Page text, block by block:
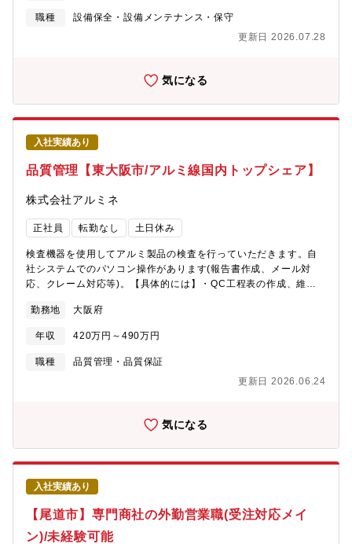
●焼鈍炉 ●洗浄ライン ●その他ライン／プラント合計約20基
1名-主任クラス3名-担当5名※仙台工場は100名ほど在籍。【同社
銅」の専業メーカーです。■高品質材料の開発で他社と差別化。最
新鋭の製造設備で海外でも有数のブランドを確立しています。
■「りん青銅」においては、国内トップのシェアを占めており、顧
客ニーズ（品質・コスト・納期）に的確に対応しています■「りん
青銅」は電子、電機、通信、自動車等あらゆる産業分野で必要な
もので、多くの業界をカバーしていることも特徴です。
職種
設備保全・設備メンテナンス・保守
更新日 2026.07.28
気になる
入社実績あり
品質管理【東大阪市/アルミ線国内トップシェア】
株式会社アルミネ
正社員 転勤なし 土日休み
検査機器を使用してアルミ製品の検査を行っていただきます。自
社システムでのパソコン操作があります(報告書作成、メール対
応、クレーム対応等)。【具体的には】・QC工程表の作成、維
局業務・工程異常に対する原因と対策・工程改善【教育制度】技
術力豊富な社員として成長できるように、OJTで教育していきま
す。社内のベテラン社員も新たに入社された方と共に勉強し続け
たいという方ばかりです。同社でしか身につけなれない技術もあ
ーカー。自社独自の製造方法により地金から一貫生産で製造する
ます。どこの系列会社にも屈さないユーザー直販体制です。
勤務地 大阪府
年収 420万円～490万円
職種
品質管理・品質保証
更新日 2026.06.24
気になる
入社実績あり
【尾道市】専門商社の外勤営業職(受注対応メイ
ン)/未経験可能